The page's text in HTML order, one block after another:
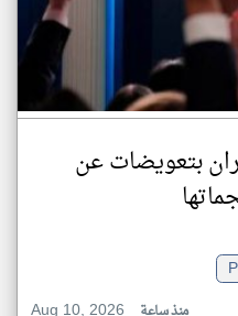
بتعويضات عن